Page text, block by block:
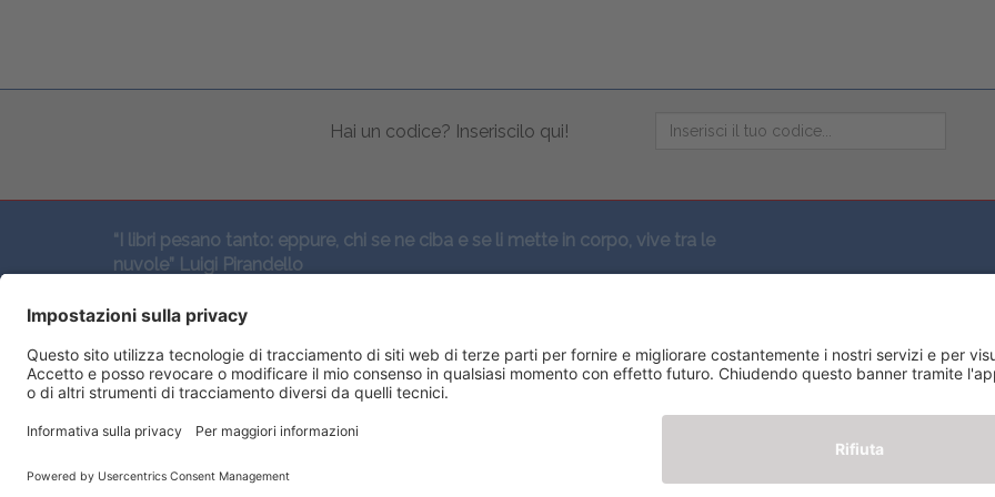
Hai un codice? Inseriscilo qui!
“I libri pesano tanto: eppure, chi se ne ciba e se li mette in corpo, vive tra le
nuvole” Luigi Pirandello
SEGUICI QUI: